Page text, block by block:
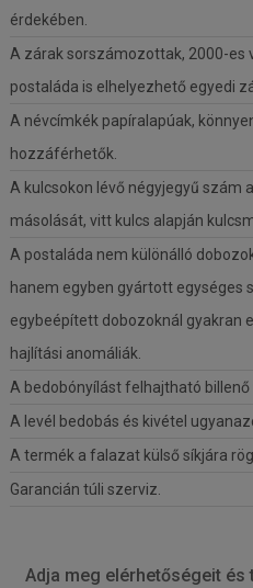
érdekében.
A zárak sorszámozottak, 2000-es
postaláda is elhelyezhető egyedi
A névcímkék papíralapúak,
hozzáférhetők.
A kulcsokon lévő négyjegyű szám
másolását, vitt kulcs alapján
A postaláda nem különálló
hanem egyben gyártott egységes
egybeépített dobozoknál gyakran
hajlítási anomáliák.
A bedobónyílást felhajtható billenő
A levél bedobás és kivétel
A termék a falazat külső síkjára
Garancián túli szerviz.
Adja meg elérhetőségeit és